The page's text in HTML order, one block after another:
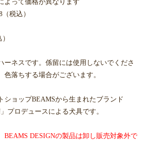
税込）
ーネスです。係留には使用しないでくださ
色落ちする場合がございます。
ショップBEAMSから生まれたブランド
プロデュースによる犬具です。
BEAMS DESIGNの製品は卸し販売対象外で